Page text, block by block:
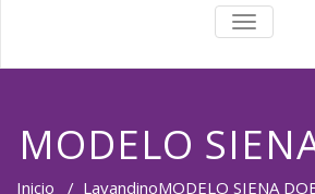
TOGGLE
MODELO
Inicio / LavandinoMODELO SIENA